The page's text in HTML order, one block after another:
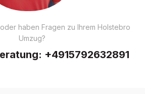
haben Fragen zu Ihrem Holstebro
Umzug?
+4915792632891